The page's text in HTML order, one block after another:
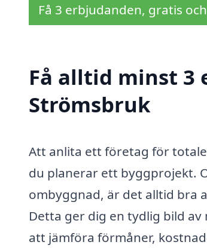
Få 3 erbjudanden, gratis
Få alltid minst 3
Strömsbruk
Att anlita ett företag för
du planerar ett byggprojekt.
ombyggnad, är det alltid bra
Detta ger dig en tydlig bild
att jämföra förmåner,